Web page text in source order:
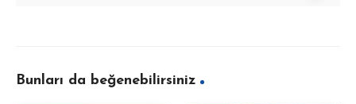
Bunları da beğenebilirsiniz